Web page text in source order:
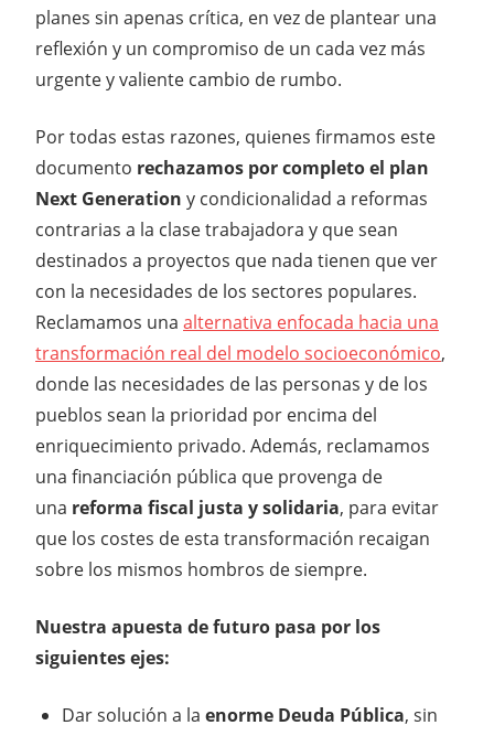
planes sin apenas crítica, en vez de plantear una
reflexión y un compromiso de un cada vez más
urgente y valiente cambio de rumbo.
Por todas estas razones, quienes firmamos este
documento rechazamos por completo el plan
Next Generation y condicionalidad a reformas
contrarias a la clase trabajadora y que sean
destinados a proyectos que nada tienen que ver
con la necesidades de los sectores populares.
Reclamamos una alternativa enfocada hacia una
transformación real del modelo socioeconómico,
donde las necesidades de las personas y de los
pueblos sean la prioridad por encima del
enriquecimiento privado. Además, reclamamos
una financiación pública que provenga de
una reforma fiscal justa y solidaria, para evitar
que los costes de esta transformación recaigan
sobre los mismos hombros de siempre.
Nuestra apuesta de futuro pasa por los
siguientes ejes:
Dar solución a la enorme Deuda Pública, sin